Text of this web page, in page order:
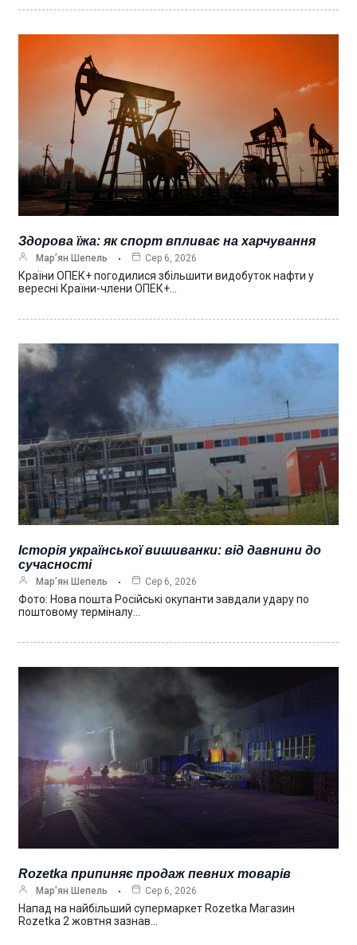
Здорова їжа: як спорт впливає на харчування
Мар’ян Шепель Сер 6, 2026
Країни ОПЕК+ погодилися збільшити видобуток нафти у
вересні Країни-члени ОПЕК+…
Історія української вишиванки: від давнини до
сучасності
Мар’ян Шепель Сер 6, 2026
Фото: Нова пошта Російські окупанти завдали удару по
поштовому терміналу…
Rozetka припиняє продаж певних товарів
Мар’ян Шепель Сер 6, 2026
Напад на найбільший супермаркет Rozetka Магазин
Rozetka 2 жовтня зазнав…